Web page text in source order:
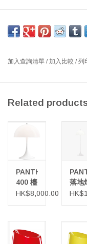
尺寸：寬 83 x 深 100 x
這款卓越的休閒椅以其
加入查詢清單 / 加入比較 /列
Related
PANTHELLA
400 檯
燈
HK$8,000.00
落地